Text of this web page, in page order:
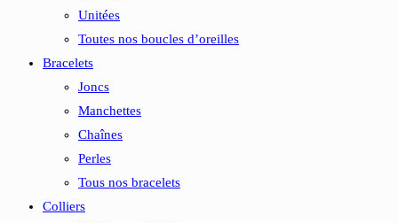
Unitées
Toutes nos boucles d’oreilles
Bracelets
Joncs
Manchettes
Chaînes
Perles
Tous nos bracelets
Colliers